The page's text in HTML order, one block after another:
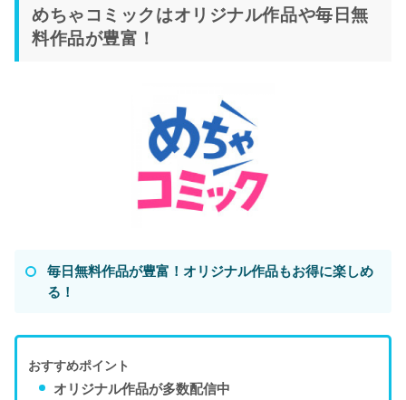
めちゃコミックはオリジナル作品や毎日無
料作品が豊富！
毎日無料作品が豊富！オリジナル作品もお得に楽しめ
る！
おすすめポイント
オリジナル作品が多数配信中